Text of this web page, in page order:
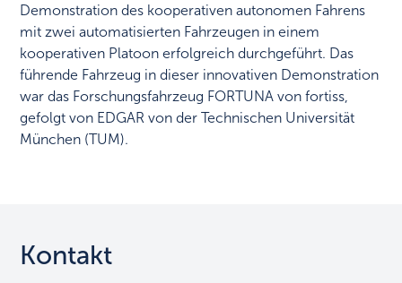
Demonstration des kooperativen autonomen Fahrens
mit zwei automatisierten Fahrzeugen in einem
kooperativen Platoon erfolgreich durchgeführt. Das
führende Fahrzeug in dieser innovativen Demonstration
war das Forschungsfahrzeug FORTUNA von fortiss,
gefolgt von EDGAR von der Technischen Universität
München (TUM).
Kontakt